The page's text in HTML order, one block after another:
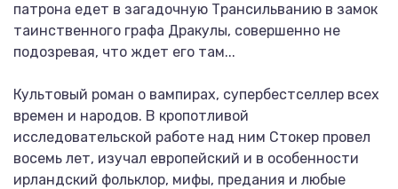
патрона едет в загадочную Трансильванию в замок
таинственного графа Дракулы, совершенно не
подозревая, что ждет его там...
Культовый роман о вампирах, супербестселлер всех
времен и народов. В кропотливой
исследовательской работе над ним Стокер провел
восемь лет, изучал европейский и в особенности
ирландский фольклор, мифы, предания и любые